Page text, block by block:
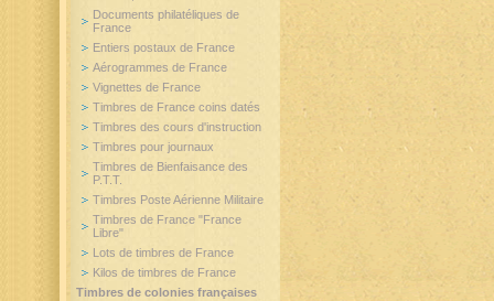
Documents philatéliques de
France
Entiers postaux de France
Aérogrammes de France
Vignettes de France
Timbres de France coins datés
Timbres des cours d'instruction
Timbres pour journaux
Timbres de Bienfaisance des
P.T.T.
Timbres Poste Aérienne Militaire
Timbres de France "France
Libre"
Lots de timbres de France
Kilos de timbres de France
Timbres de colonies françaises